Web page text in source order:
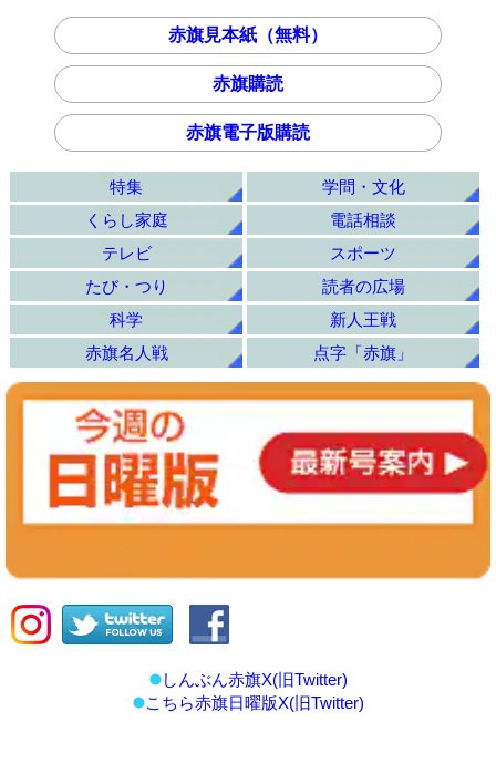
赤旗見本紙（無料）
赤旗購読
赤旗電子版購読
特集
学問・文化
くらし家庭
電話相談
テレビ
スポーツ
たび・つり
読者の広場
科学
新人王戦
赤旗名人戦
点字「赤旗」
しんぶん赤旗X(旧Twitter)
こちら赤旗日曜版X(旧Twitter)